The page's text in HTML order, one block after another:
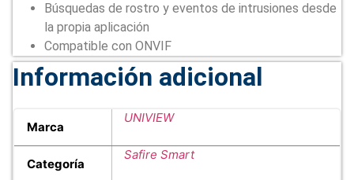
Búsquedas de rostro y eventos de intrusiones desde
la propia aplicación
Compatible con ONVIF
Información adicional
Marca
UNIVIEW
Categoría
Safire Smart